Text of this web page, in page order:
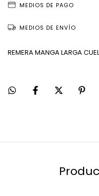
MEDIOS DE PAGO
MEDIOS DE ENVÍO
REMERA MANGA LARGA